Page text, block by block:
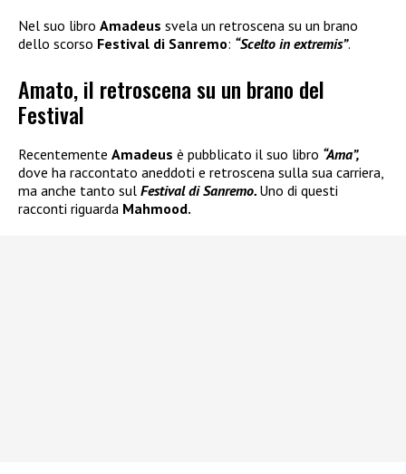
Nel suo libro Amadeus svela un retroscena su un brano
dello scorso Festival di Sanremo: “Scelto in extremis”.
Amato, il retroscena su un brano del
Festival
Recentemente Amadeus è pubblicato il suo libro “Ama”,
dove ha raccontato aneddoti e retroscena sulla sua carriera,
ma anche tanto sul Festival di Sanremo. Uno di questi
racconti riguarda Mahmood.